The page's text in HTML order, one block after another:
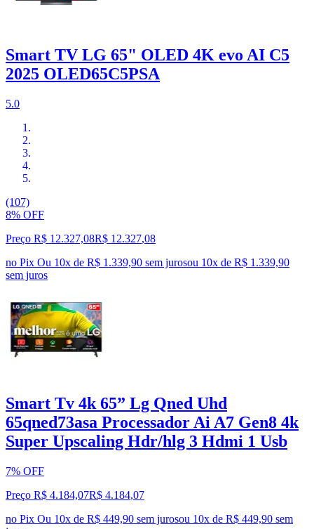
Smart TV LG 65" OLED 4K evo AI C5
2025 OLED65C5PSA
5.0
(107)
8% OFF
Preço R$ 12.327,08R$ 12.327,08
no Pix Ou 10x de R$ 1.339,90 sem jurosou 10x de R$ 1.339,90
sem juros
Smart Tv 4k 65” Lg Qned Uhd
65qned73asa Processador Ai A7 Gen8 4k
Super Upscaling Hdr/hlg 3 Hdmi 1 Usb
7% OFF
Preço R$ 4.184,07R$ 4.184,07
no Pix Ou 10x de R$ 449,90 sem jurosou 10x de R$ 449,90 sem